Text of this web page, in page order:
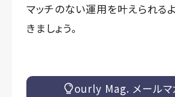
マッチのない運用を叶えられる
きましょう。
ourly Mag. メールマ